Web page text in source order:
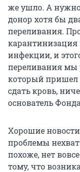
же ушло. А
донор хотя бы
переливания.
инфекции, и
переливания мы
который пришел
сдать кровь,
основатель
Хорошие
проблемы
похоже, нет
тому, что